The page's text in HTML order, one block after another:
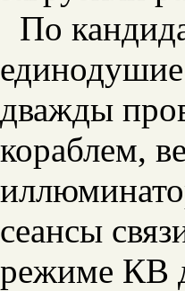
По
дважды
кораблем,
сеансы
режиме КВ